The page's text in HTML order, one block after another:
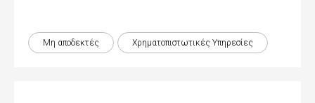
Μη αποδεκτές Χρηματοπιστωτικές Yπηρεσίες